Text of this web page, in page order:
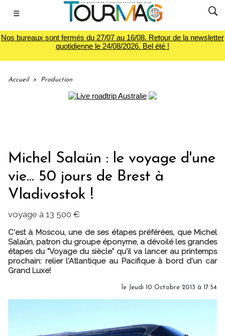
☰
Nos bureaux sont fermés du 27/07 au 16/08. Retour de la newsletter
quotidienne le 24/08/2026. Bel été !
Accueil > Production
Michel Salaün : le voyage d'une
vie... 50 jours de Brest à
Vladivostok !
voyage à 13 500 €
C'est à Moscou, une de ses étapes préférées, que Michel
Salaün, patron du groupe éponyme, a dévoilé les grandes
étapes du "Voyage du siècle" qu'il va lancer au printemps
prochain: relier l'Atlantique au Pacifique à bord d'un car
Grand Luxe!
le Jeudi 10 Octobre 2013 à 17:54